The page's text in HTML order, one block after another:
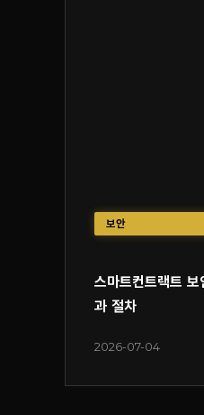
보안
스마트컨트랙트
과 절차
2026-07-04